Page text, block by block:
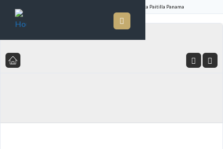
Cómodo Condo Punta Paitilla Panama